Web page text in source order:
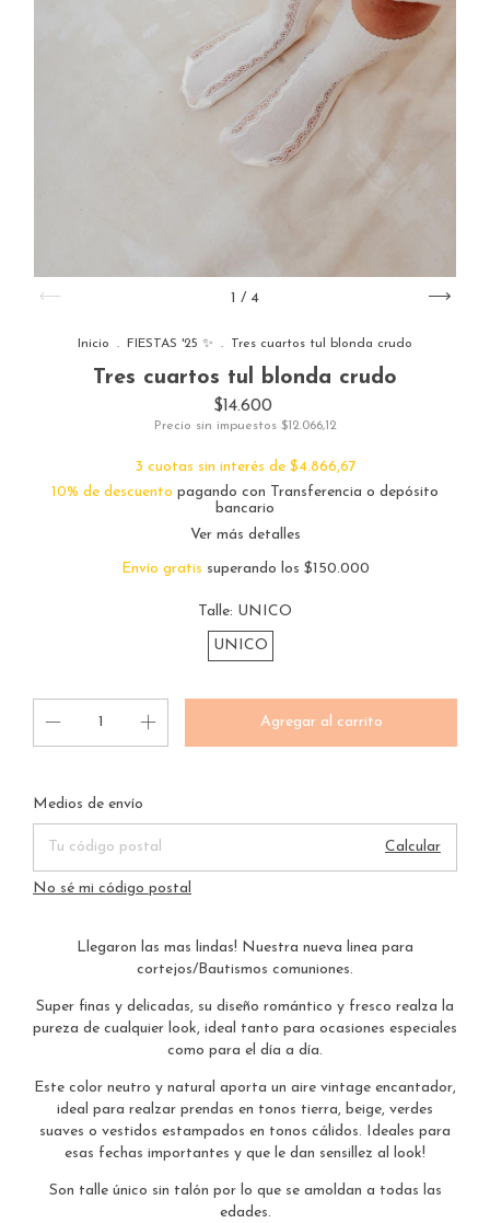
1 / 4
Inicio . FIESTAS '25 ✨ . Tres cuartos tul blonda crudo
Tres cuartos tul blonda crudo
$14.600
Precio sin impuestos $12.066,12
3 cuotas sin interés de $4.866,67
10% de descuento pagando con Transferencia o depósito
bancario
Ver más detalles
Envío gratis superando los $150.000
Talle: UNICO
UNICO
Entregas para el CP:
Medios de envío
Calcular
No sé mi código postal
Llegaron las mas lindas! Nuestra nueva linea para
cortejos/Bautismos comuniones.
Super finas y delicadas, su diseño romántico y fresco realza la
pureza de cualquier look, ideal tanto para ocasiones especiales
como para el día a día.
Este color neutro y natural aporta un aire vintage encantador,
ideal para realzar prendas en tonos tierra, beige, verdes
suaves o vestidos estampados en tonos cálidos. Ideales para
esas fechas importantes y que le dan sensillez al look!
Son talle único sin talón por lo que se amoldan a todas las
edades.